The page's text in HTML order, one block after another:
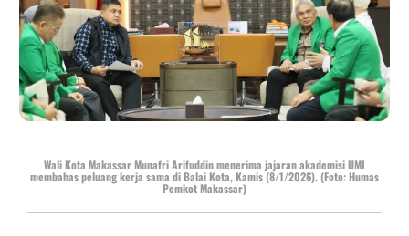
Wali Kota Makassar Munafri Arifuddin menerima jajaran akademisi UMI
membahas peluang kerja sama di Balai Kota, Kamis (8/1/2026). (Foto: Humas
Pemkot Makassar)